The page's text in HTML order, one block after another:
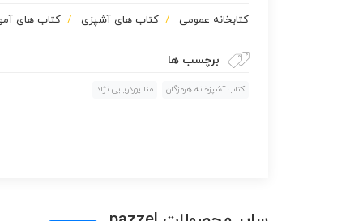
كتابخانه عمومی کتاب های آشپزی کتاب های
برچسب ها
کتاب آشپزخانه هرمزگان منا پوردریایی نژاد